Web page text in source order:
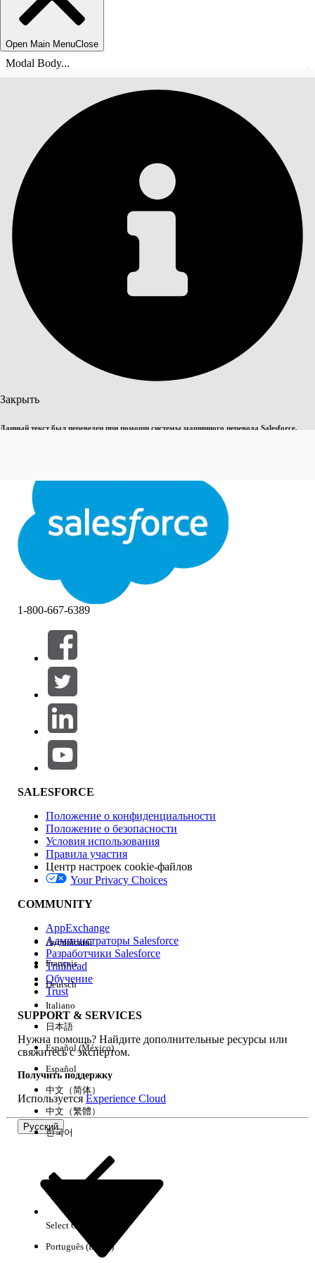
Open Main MenuClose
Modal Body...
Закрыть
Данный текст был переведен при помощи системы машинного перевода Salesforce.
Закрыть
СОДЕРЖАНИЕ
Фильтры (0)
ВЫБРАТЬ ФИЛЬТРЫ
Область продуктов
Влияние на функции
Версия
Возможности
Очистить все Готово
Результаты отсутствуют
1-800-667-6389
SALESFORCE
Положение о конфиденциальности
Положение о безопасности
Условия использования
Правила участия
Центр настроек cookie-файлов
Your Privacy Choices
COMMUNITY
AppExchange
Администраторы Salesforce
Разработчики Salesforce
Trailhead
Обучение
Trust
SUPPORT & SERVICES
Нужна помощь? Найдите дополнительные ресурсы или
свяжитесь с экспертом.
Получить поддержку
ИспользуетсяExperience Cloud
Русский
Английский
Français
Deutsch
Italiano
日本語
Español (México)
Español
中文（简体）
中文（繁體）
한국어
Select Org
Português (Brasil)